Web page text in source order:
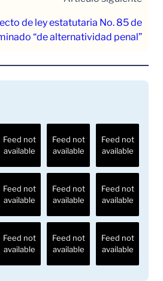
de ley estatutaria No. 85 de
“de alternatividad penal”
Feed not
available
Feed not
available
Feed not
available
Feed not
available
Feed not
available
Feed not
available
Feed not
available
Feed not
available
Feed not
available